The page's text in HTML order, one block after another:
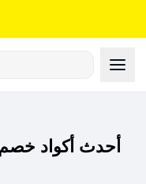
أحدث أكواد